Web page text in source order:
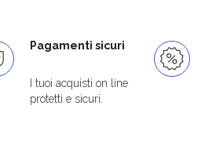
Pagamenti sicuri
I tuoi acquisti on line
protetti e sicuri.